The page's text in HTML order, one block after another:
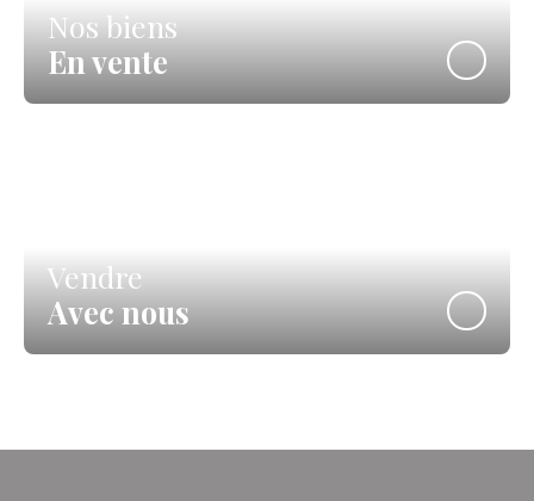
Nos biens
En vente
Vendre
Avec nous